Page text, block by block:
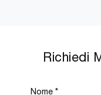
Richiedi